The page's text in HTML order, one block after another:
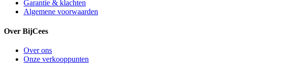
Garantie & klachten
Algemene voorwaarden
Over BijCees
Over ons
Onze verkooppunten